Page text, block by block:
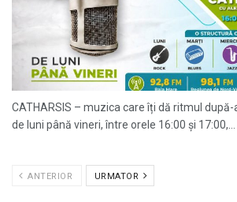
CATHARSIS – muzica care îți dă ritmul
de luni până vineri, între orele 16:00 și 17:00,...
ANTERIOR URMATOR